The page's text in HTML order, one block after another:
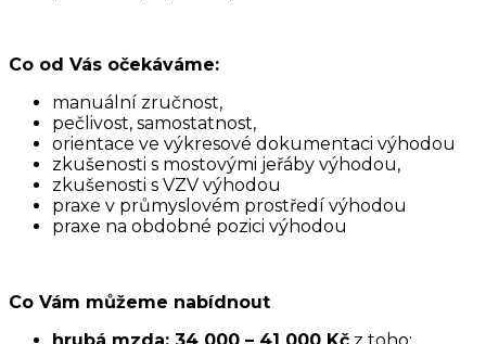
Co od Vás očekáváme:
manuální zručnost,
pečlivost, samostatnost,
orientace ve výkresové dokumentaci výhodou
zkušenosti s mostovými jeřáby výhodou,
zkušenosti s VZV výhodou
praxe v průmyslovém prostředí výhodou
praxe na obdobné pozici výhodou
Co Vám můžeme nabídnout